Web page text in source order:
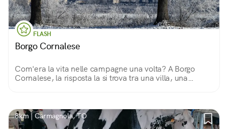
FLASH
Borgo Cornalese
Com'era la vita nelle campagne una volta? A Borgo
Cornalese, la risposta la si trova tra una villa, una
8km | Carmagnola, TO